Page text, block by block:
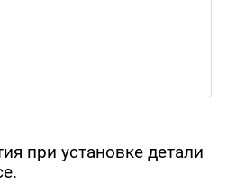
при установке детали